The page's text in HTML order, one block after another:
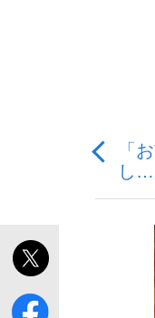
「
し…